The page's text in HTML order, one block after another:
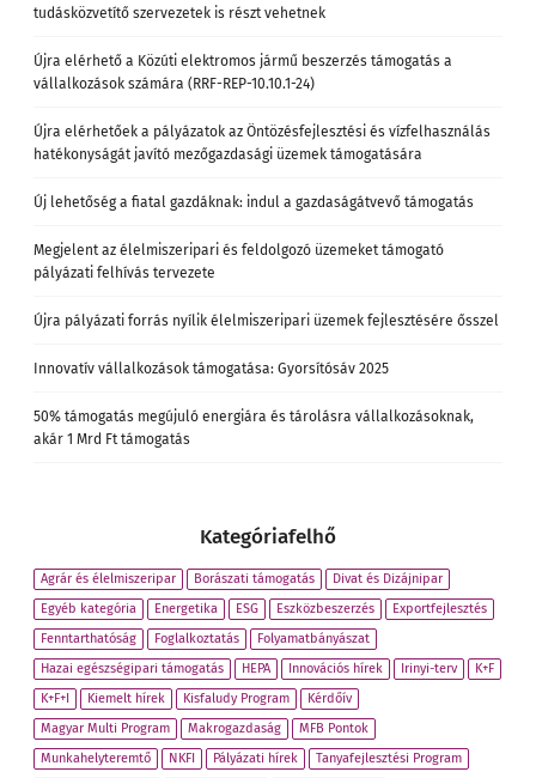
tudásközvetítő szervezetek is részt vehetnek
Újra elérhető a Közúti elektromos jármű beszerzés támogatás a
vállalkozások számára (RRF-REP-10.10.1-24)
Újra elérhetőek a pályázatok az Öntözésfejlesztési és vízfelhasználás
hatékonyságát javító mezőgazdasági üzemek támogatására
Új lehetőség a fiatal gazdáknak: indul a gazdaságátvevő támogatás
Megjelent az élelmiszeripari és feldolgozó üzemeket támogató
pályázati felhívás tervezete
Újra pályázati forrás nyílik élelmiszeripari üzemek fejlesztésére ősszel
Innovatív vállalkozások támogatása: Gyorsítósáv 2025
50% támogatás megújuló energiára és tárolásra vállalkozásoknak,
akár 1 Mrd Ft támogatás
Kategóriafelhő
Agrár és élelmiszeripar Borászati támogatás
Divat és Dizájnipar
Egyéb kategória
Energetika ESG Eszközbeszerzés
Exportfejlesztés
Fenntarthatóság
Foglalkoztatás
Folyamatbányászat
Hazai egészségipari támogatás
HEPA Innovációs hírek Irinyi-terv
K+F
K+F+I
Kiemelt hírek Kisfaludy Program
Kérdőív
Magyar Multi Program
Makrogazdaság
MFB Pontok
Munkahelyteremtő
NKFI Pályázati hírek
Tanyafejlesztési Program